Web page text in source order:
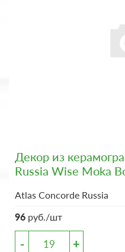
Декор из
Russia Wise Moka
Atlas Concorde Russia
96 руб./шт
- +